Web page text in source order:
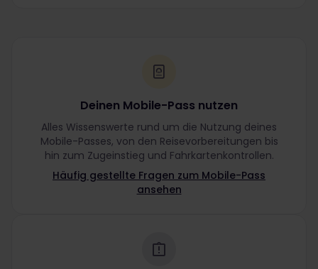
Deinen Mobile-Pass nutzen
Alles Wissenswerte rund um die Nutzung deines
Mobile-Passes, von den Reisevorbereitungen bis
hin zum Zugeinstieg und Fahrkartenkontrollen.
Häufig gestellte Fragen zum Mobile-Pass
ansehen